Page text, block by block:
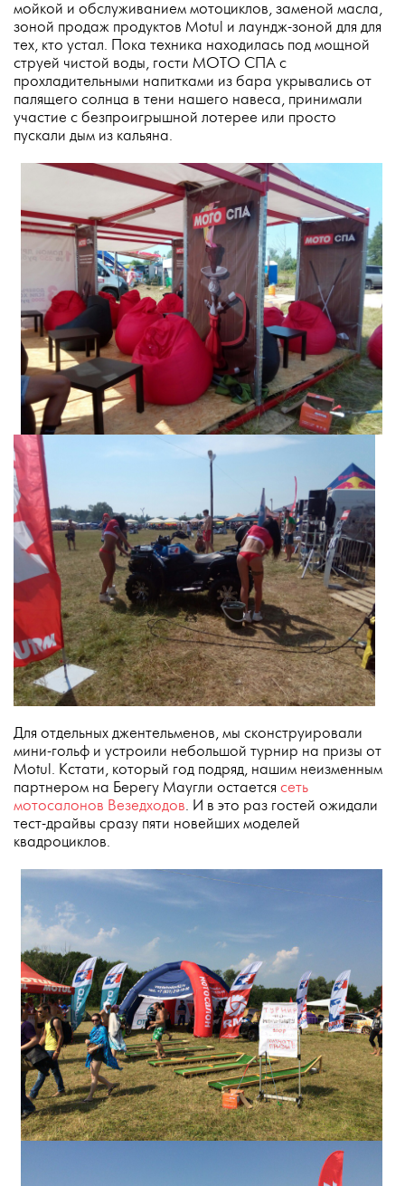
мойкой и обслуживанием мотоциклов, заменой масла,
зоной продаж продуктов Motul и лаундж-зоной для для
тех, кто устал. Пока техника находилась под мощной
струей чистой воды, гости МОТО СПА с
прохладительными напитками из бара укрывались от
палящего солнца в тени нашего навеса, принимали
участие с безпроигрышной лотерее или просто
пускали дым из кальяна.
Для отдельных джентельменов, мы сконструировали
мини-гольф и устроили небольшой турнир на призы от
Motul. Кстати, который год подряд, нашим неизменным
партнером на Берегу Маугли остается сеть
мотосалонов Везедходов. И в это раз гостей ожидали
тест-драйвы сразу пяти новейших моделей
квадроциклов.